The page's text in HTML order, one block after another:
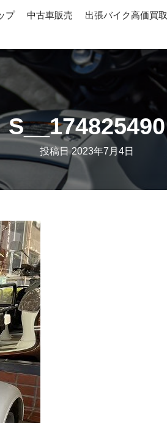
プ 中古車販売 出張バイク高価買取
S__174825490
投稿日2023年7月4日